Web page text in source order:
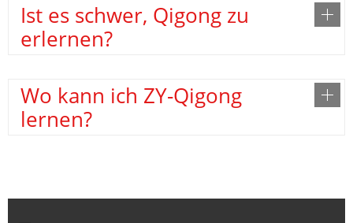
Ist es schwer, Qigong zu
erlernen?
Wo kann ich ZY-Qigong
lernen?